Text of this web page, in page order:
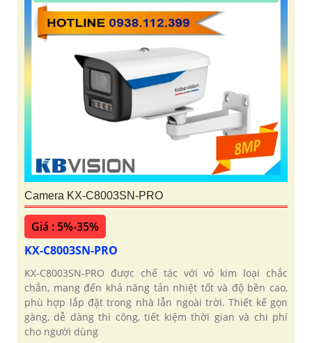
Camera KX-C8003SN-PRO
Giá : 5%-35%
KX-C8003SN-PRO
KX-C8003SN-PRO được chế tác với vỏ kim loại chắc
chắn, mang đến khả năng tản nhiệt tốt và độ bền cao,
phù hợp lắp đặt trong nhà lẫn ngoài trời. Thiết kế gọn
gàng, dễ dàng thi công, tiết kiệm thời gian và chi phí
cho người dùng